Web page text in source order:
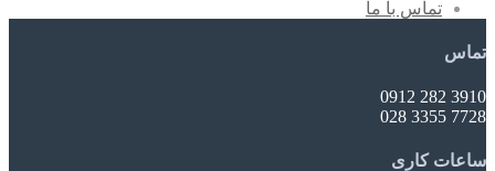
تماس با ما
تماس
3910 282 0912
7728 3355 028
ساعات کاری